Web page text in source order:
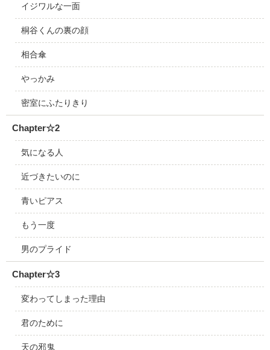
イジワルな一面
桐谷くんの裏の顔
相合傘
やっかみ
密室にふたりきり
Chapter☆2
気になる人
近づきたいのに
青いピアス
もう一度
男のプライド
Chapter☆3
変わってしまった理由
君のために
天の邪鬼